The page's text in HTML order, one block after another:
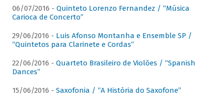
06/07/2016 - Quinteto Lorenzo Fernandez / “Música
Carioca de Concerto”
29/06/2016 - Luis Afonso Montanha e Ensemble SP /
“Quintetos para Clarinete e Cordas”
22/06/2016 - Quarteto Brasileiro de Violões / “Spanish
Dances”
15/06/2016 - Saxofonia / “A História do Saxofone”